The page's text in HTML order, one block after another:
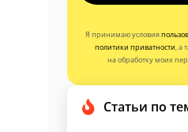
Я принимаю условия
политики приватности, а
на обработку моих
Статьи по